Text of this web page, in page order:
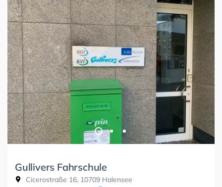
Gullivers Fahrschule
Cicerostraße 16, 10709 Halensee